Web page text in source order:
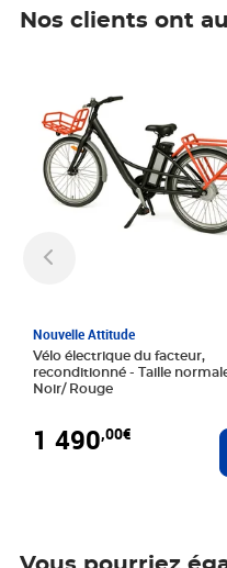
Nos clients ont
Nouvelle Attitude
Vélo électrique du facteur,
reconditionné - Taille normale -
Noir/ Rouge
1 490,00€